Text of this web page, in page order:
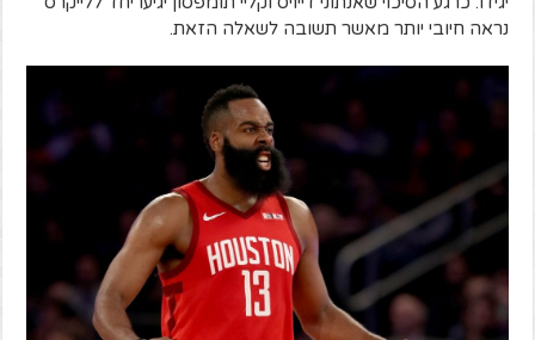
נראה חיובי יותר מאשר תשובה לשאלה הזאת.